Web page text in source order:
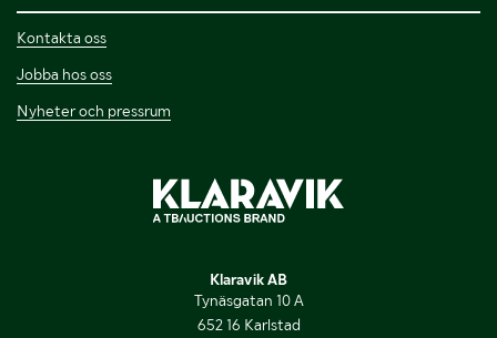
Kontakta oss
Jobba hos oss
Nyheter och pressrum
Klaravik AB
Tynäsgatan 10 A
652 16 Karlstad